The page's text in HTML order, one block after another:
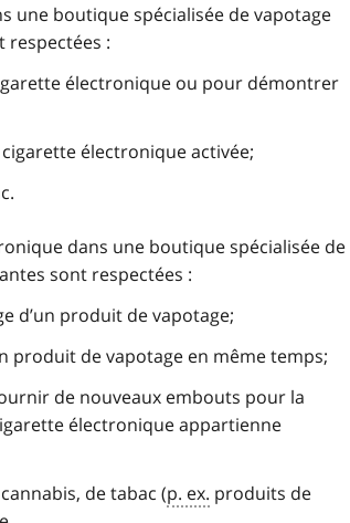
une boutique spécialisée de vapotage
respectées :
électronique ou pour démontrer
électronique activée;
dans une boutique spécialisée de
sont respectées :
d’un produit de vapotage;
produit de vapotage en même temps;
de nouveaux embouts pour la
électronique appartienne
de tabac (p. ex. produits de